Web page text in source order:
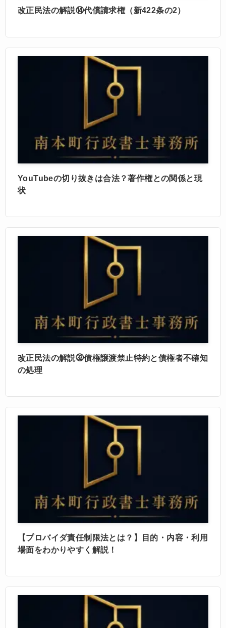
改正民法の解説⑭代償請求権（新422条の2）
YouTubeの切り抜きは合法？著作権との関係と現
状
改正民法の解説㉝債権譲渡禁止特約と債権者不確知
の処理
【プロバイダ責任制限法とは？】目的・内容・利用
場面をわかりやすく解説！